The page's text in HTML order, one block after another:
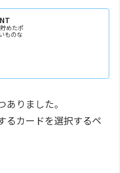
めたポ
ものな
りました。
るカードを選択するペ